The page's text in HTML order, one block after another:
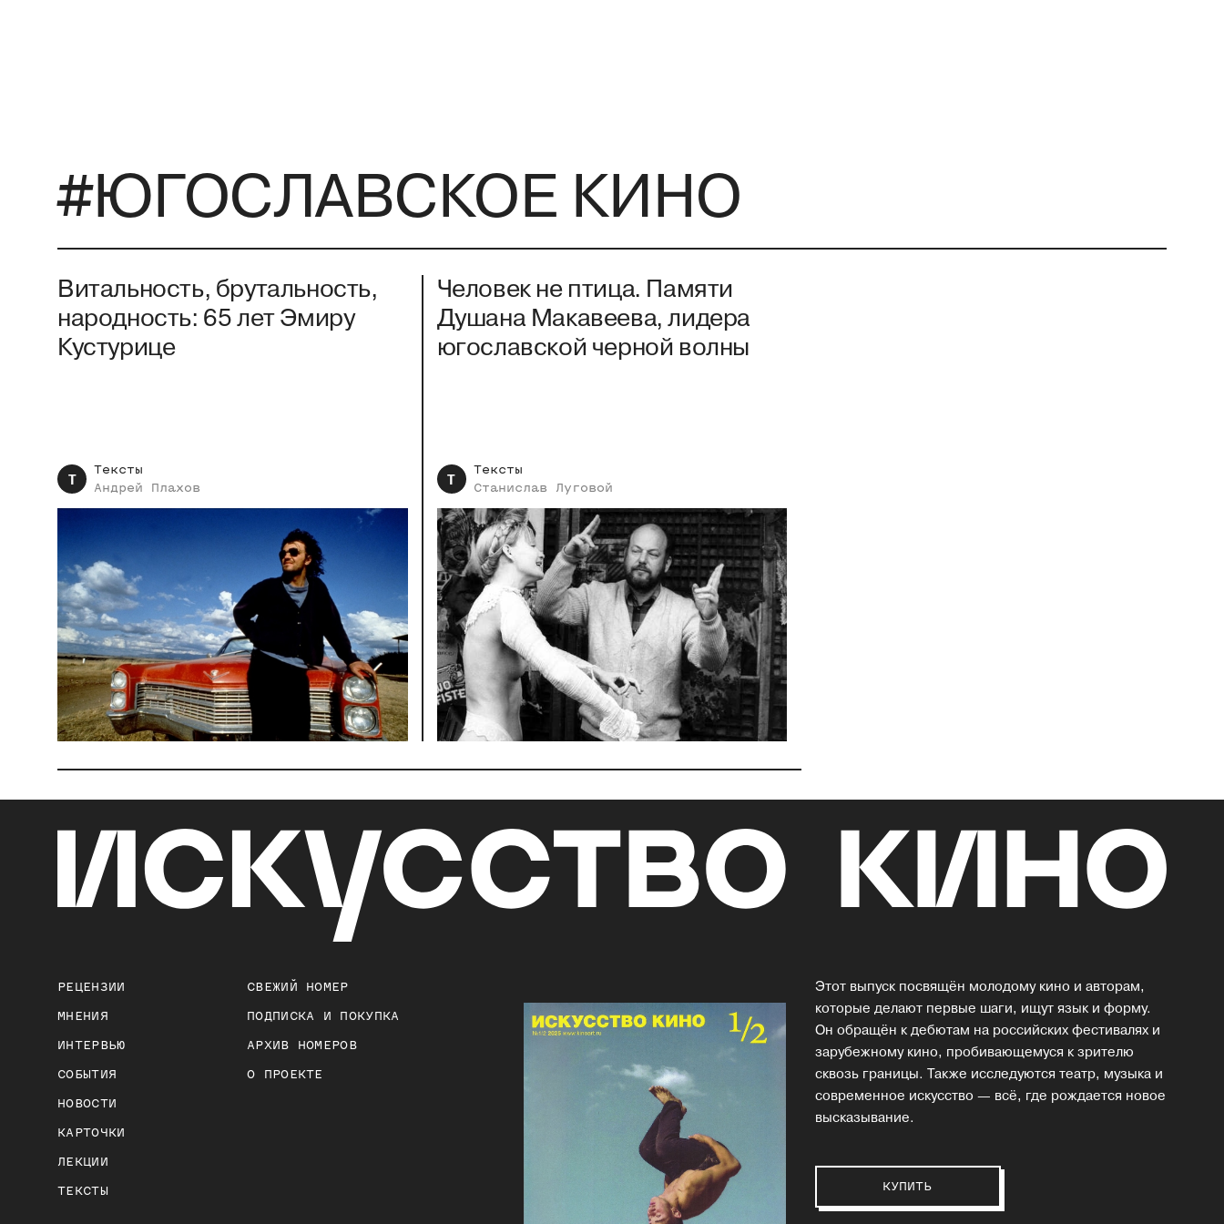
#ЮГОСЛАВСКОЕ КИНО
Витальность, брутальность,
народность: 65 лет Эмиру
Кустурице
Т
Тексты
Андрей
Плахов
Человек не птица. Памяти
Душана Макавеева, лидера
югославской черной волны
Т
Тексты
Станислав
Луговой
РЕЦЕНЗИИ
МНЕНИЯ
ИНТЕРВЬЮ
СОБЫТИЯ
НОВОСТИ
КАРТОЧКИ
ЛЕКЦИИ
ТЕКСТЫ
СВЕЖИЙ НОМЕР
ПОДПИСКА И ПОКУПКА
АРХИВ НОМЕРОВ
О ПРОЕКТЕ
Этот выпуск посвящён молодому кино и авторам,
которые делают первые шаги, ищут язык и форму.
Он обращён к дебютам на российских фестивалях и
зарубежному кино, пробивающемуся к зрителю
сквозь границы. Также исследуются театр, музыка и
современное искусство — всё, где рождается новое
высказывание.
КУПИТЬ